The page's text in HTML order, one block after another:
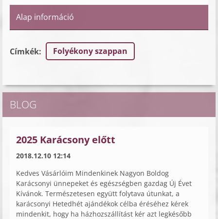
Alap információ
Címkék: Folyékony szappan
BLOG
2025 Karácsony előtt
2018.12.10 12:14
Kedves Vásárlóim Mindenkinek Nagyon Boldog
Karácsonyi ünnepeket és egészségben gazdag Új Évet
Kívánok. Természetesen együtt folytava útunkat, a
karácsonyi Hetedhét ajándékok célba éréséhez kérek
mindenkit, hogy ha házhozszállítást kér azt legkésőbb